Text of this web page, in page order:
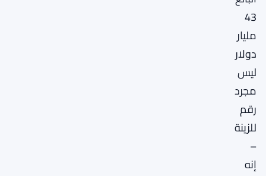
43
مليار
دولار
ليس
مجرد
رقم
للزينة
–
إنه